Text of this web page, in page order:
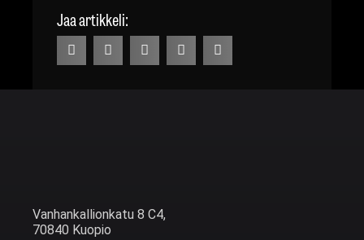
Jaa artikkeli:
Vanhankallionkatu 8 C4,
70840 Kuopio